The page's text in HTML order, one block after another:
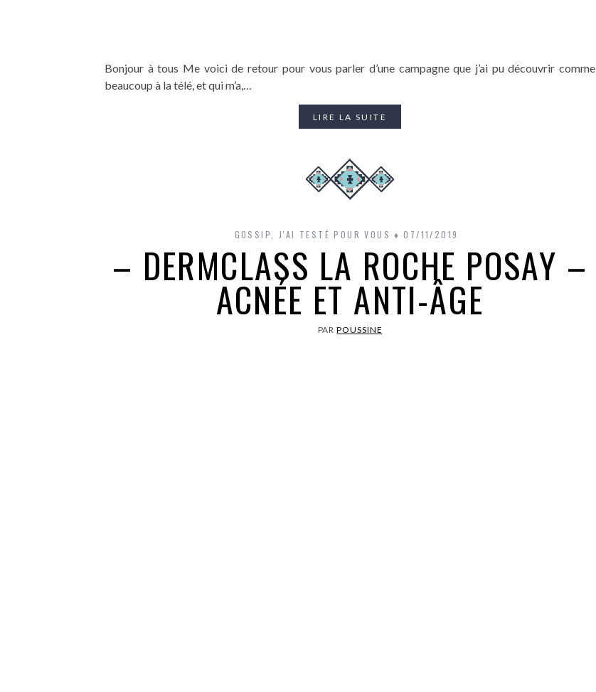
Bonjour à tous Me voici de retour pour vous parler d’une campagne que j’ai pu découvrir comme
beaucoup à la télé, et qui m’a,…
LIRE LA SUITE
GOSSIP J'AI TESTÉ POUR VOUS 07/11/2019
– DERMCLASS LA ROCHE POSAY –
ACNÉE ET ANTI-ÂGE
PARPOUSSINE